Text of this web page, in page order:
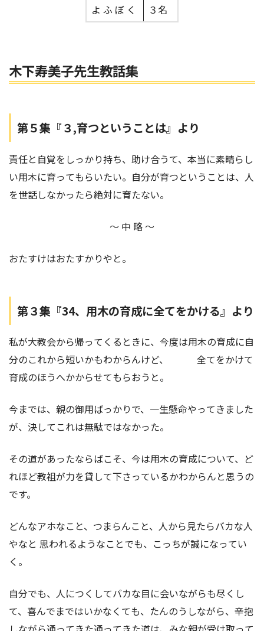
よ ふ ぼ く
３名
木下寿美子先生教話集
第５集『３,育つということは』より
責任と自覚をしっかり持ち、助け合うて、本当に素晴らし
い用木に育ってもらいたい。自分が育つということは、人
を世話しなかったら絶対に育たない。
～ 中 略 ～
おたすけはおたすかりやと。
第３集『34、 用木の育成に全てをかける』より
私が大教会から帰ってくるときに、今度は用木の育成に自
分のこれから短いかもわからんけど、 全てをかけて
育成のほうへかからせてもらおうと。
今までは、親の御用ばっかりで、一生懸命やってきました
が、決してこれは無駄ではなかった。
その道があったならばこそ、今は用木の育成について、ど
れほど教祖が力を貸して下さっているかわからんと思うの
です。
どんなアホなこと、つまらんこと、人から見たらバカな人
やなと 思われるようなことでも、こっちが誠になってい
く。
自分でも、人につくしてバカな目に会いながらも尽くし
て、喜んでまではいかなくても、たんのうしながら、辛抱